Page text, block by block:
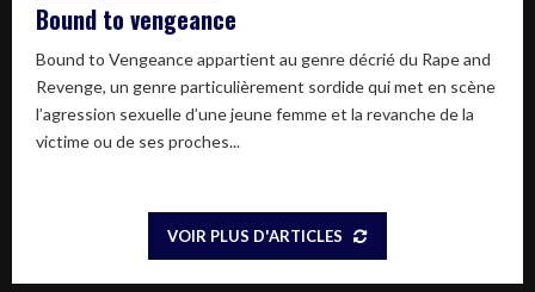
Bound to vengeance
Bound to Vengeance appartient au genre décrié du Rape and
Revenge, un genre particulièrement sordide qui met en scène
l’agression sexuelle d’une jeune femme et la revanche de la
victime ou de ses proches...
VOIR PLUS D'ARTICLES